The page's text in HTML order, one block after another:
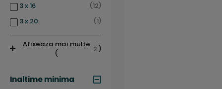
3 x 16
12
articole
3 x 20
1
articol
Afiseaza mai multe
(
2 )
Inaltime minima